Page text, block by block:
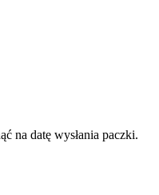
na datę wysłania paczki.